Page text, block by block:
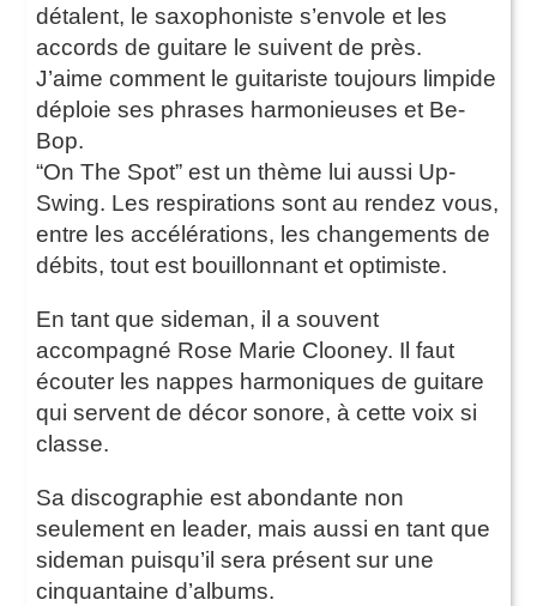
détalent, le saxophoniste s’envole et les
accords de guitare le suivent de près.
J’aime comment le guitariste toujours limpide
déploie ses phrases harmonieuses et Be-
Bop.
“On The Spot” est un thème lui aussi Up-
Swing. Les respirations sont au rendez vous,
entre les accélérations, les changements de
débits, tout est bouillonnant et optimiste.
En tant que sideman, il a souvent
accompagné Rose Marie Clooney. Il faut
écouter les nappes harmoniques de guitare
qui servent de décor sonore, à cette voix si
classe.
Sa discographie est abondante non
seulement en leader, mais aussi en tant que
sideman puisqu’il sera présent sur une
cinquantaine d’albums.